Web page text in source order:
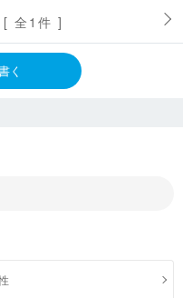
[ 全1件 ]
く